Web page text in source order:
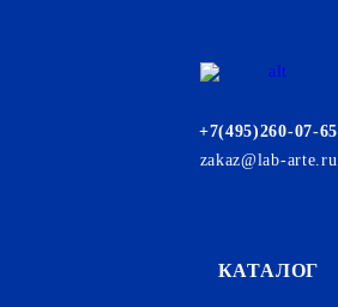
+7(495)260-07-65
zakaz@lab-arte.ru
КАТАЛОГ